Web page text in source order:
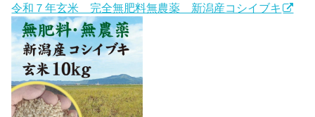
令和７年玄米 完全無肥料無農薬 新潟産コシイブキ